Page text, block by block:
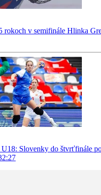
rokoch v semifinále Hlinka
Slovenky do štvrťfinále